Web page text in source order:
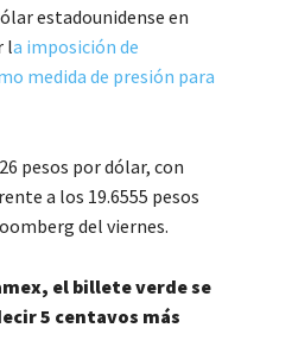
estadounidense en
la imposición de
medida de presión para
pesos por dólar, con
a los 19.6555 pesos
del viernes.
el billete verde se
5 centavos más